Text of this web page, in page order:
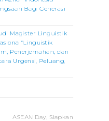
Bagi Generasi
Magister Linguistik
Penerjemahan, dan
Urgensi, Peluang,
next
ASEAN Day, Siapkan